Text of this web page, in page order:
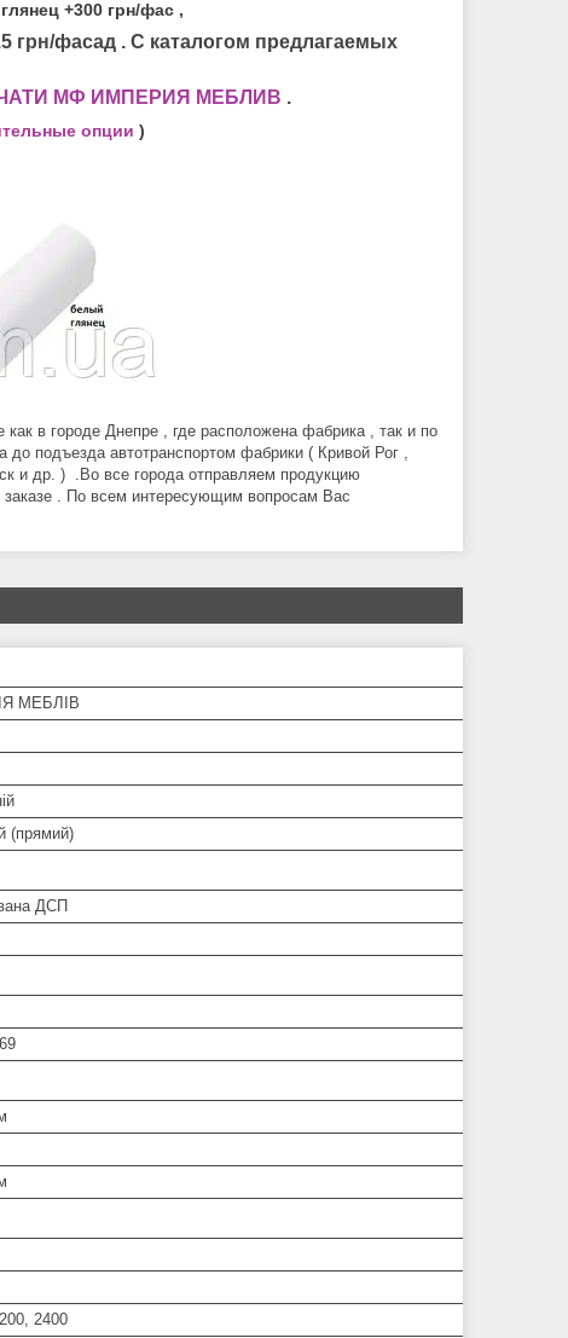
+300 грн/фас ,
грн/фасад . С каталогом предлагаемых
МФ ИМПЕРИЯ МЕБЛИВ .
опции )
в городе Днепре , где расположена фабрика , так и по
подъезда автотранспортом фабрики ( Кривой Рог ,
и др. ) .Во все города отправляем продукцию
заказе . По всем интересующим вопросам Вас
МЕБЛІВ
(прямий)
ДСП
2400